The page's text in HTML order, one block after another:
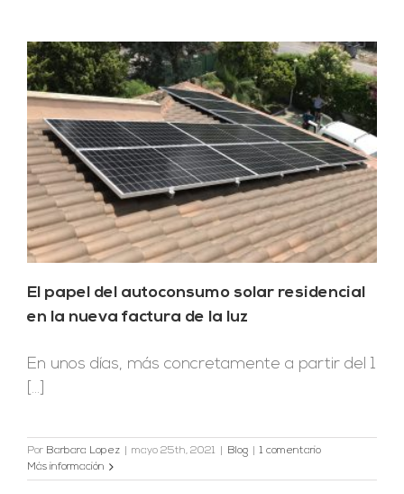
El papel del autoconsumo solar residencial
en la nueva factura de la luz
En unos días, más concretamente a partir del 1
[...]
Por Barbara Lopez mayo 25th, 2021 Blog
1 comentario
Más información